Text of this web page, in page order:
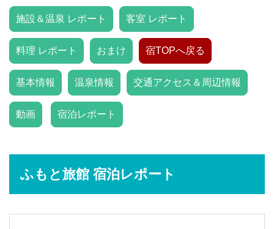
施設＆温泉 レポート 客室 レポート
料理 レポート おまけ 宿TOPへ戻る
基本情報 温泉情報 交通アクセス＆周辺情報
動画 宿泊レポート
ふもと旅館 宿泊レポート